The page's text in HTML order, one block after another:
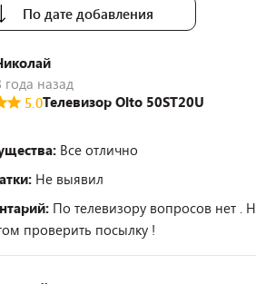
По дате добавления
года назад
5.0Телевизор Olto 50ST20U
Все отлично
Не выявил
По телевизору вопросов нет .
проверить посылку !